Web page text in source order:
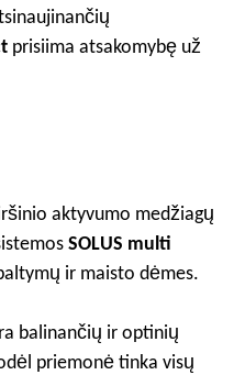
prisiima atsakomybę už
aktyvumo medžiagų
SOLUS multi
ir maisto dėmes.
balinančių ir optinių
priemonė tinka visų